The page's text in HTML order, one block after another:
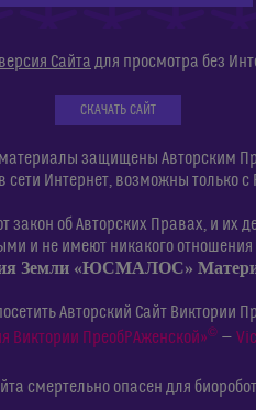
Сайта для просмотра без
СКАЧАТЬ САЙТ
защищены Авторским
Интернет, возможны только
об Авторских Правах, и их
и не имеют никакого отношения
Земли «ЮСМАЛОС»
Авторский Сайт Виктории
Виктории ПреобРАженской»© —
смертельно опасен для